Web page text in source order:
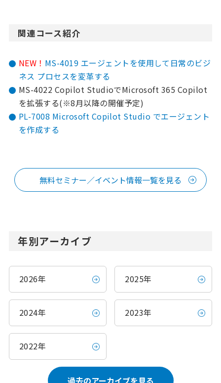
関連コース紹介
NEW！ MS-4019 エージェントを使用して日常のビジ
ネス プロセスを変革する
MS-4022 Copilot StudioでMicrosoft 365 Copilot
を拡張する(※8月以降の開催予定)
PL-7008 Microsoft Copilot Studio でエージェント
を作成する
無料セミナー／イベント情報一覧を見る
年別アーカイブ
2026年 2025年
2024年 2023年
2022年
過去のアーカイブを見る